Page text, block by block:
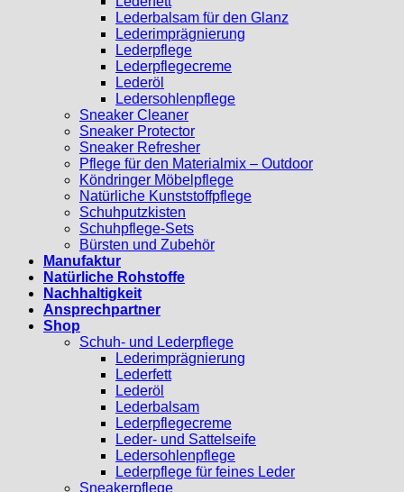
Lederbalsam für den Glanz
Lederimprägnierung
Lederpflege
Lederpflegecreme
Lederöl
Ledersohlenpflege
Sneaker Cleaner
Sneaker Protector
Sneaker Refresher
Pflege für den Materialmix – Outdoor
Köndringer Möbelpflege
Natürliche Kunststoffpflege
Schuhputzkisten
Schuhpflege-Sets
Bürsten und Zubehör
Manufaktur
Natürliche Rohstoffe
Nachhaltigkeit
Ansprechpartner
Shop
Schuh- und Lederpflege
Lederimprägnierung
Lederfett
Lederöl
Lederbalsam
Lederpflegecreme
Leder- und Sattelseife
Ledersohlenpflege
Lederpflege für feines Leder
Sneakerpflege